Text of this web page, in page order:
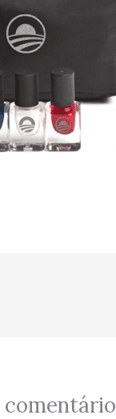
comentário